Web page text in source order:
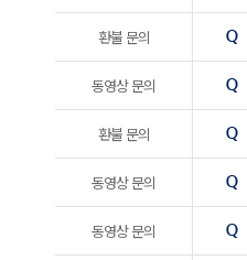
환불 문의
동영상 문의
환불 문의
동영상 문의
동영상 문의